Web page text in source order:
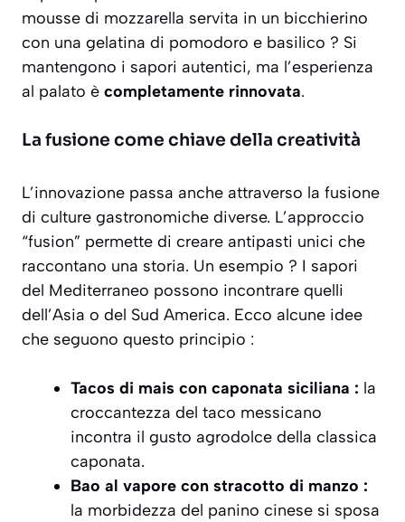
mousse di mozzarella servita in un bicchierino
con una gelatina di pomodoro e basilico ? Si
mantengono i sapori autentici, ma l’esperienza
al palato è completamente rinnovata.
La fusione come chiave della creatività
L’innovazione passa anche attraverso la fusione
di culture gastronomiche diverse. L’approccio
“fusion” permette di creare antipasti unici che
raccontano una storia. Un esempio ? I sapori
del Mediterraneo possono incontrare quelli
dell’Asia o del Sud America. Ecco alcune idee
che seguono questo principio :
Tacos di mais con caponata siciliana : la
croccantezza del taco messicano
incontra il gusto agrodolce della classica
caponata.
Bao al vapore con stracotto di manzo :
la morbidezza del panino cinese si sposa